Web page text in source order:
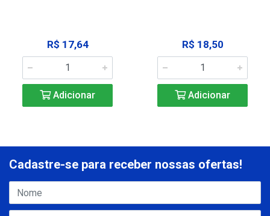
R$ 17,64
Adicionar
R$ 18,50
Adicionar
Cadastre-se para receber nossas ofertas!